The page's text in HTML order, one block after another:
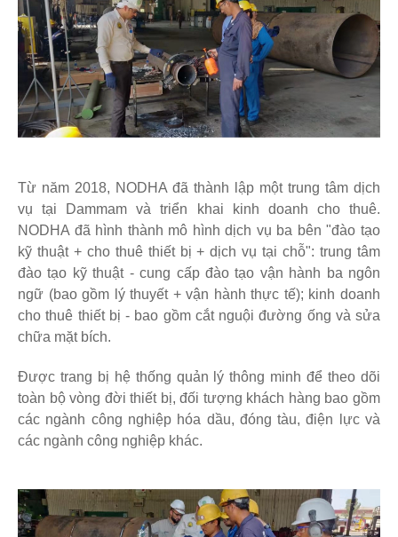
Từ năm 2018, NODHA đã thành lập một trung tâm dịch
vụ tại Dammam và triển khai kinh doanh cho thuê.
NODHA đã hình thành mô hình dịch vụ ba bên "đào tạo
kỹ thuật + cho thuê thiết bị + dịch vụ tại chỗ": trung tâm
đào tạo kỹ thuật - cung cấp đào tạo vận hành ba ngôn
ngữ (bao gồm lý thuyết + vận hành thực tế); kinh doanh
cho thuê thiết bị - bao gồm cắt nguội đường ống và sửa
chữa mặt bích.
Được trang bị hệ thống quản lý thông minh để theo dõi
toàn bộ vòng đời thiết bị, đối tượng khách hàng bao gồm
các ngành công nghiệp hóa dầu, đóng tàu, điện lực và
các ngành công nghiệp khác.